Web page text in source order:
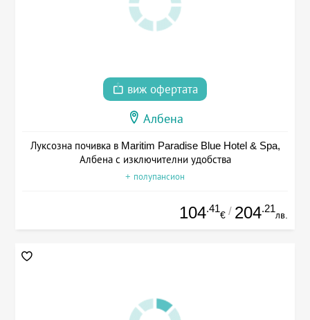
виж офертата
Албена
Луксозна почивка в Maritim Paradise Blue Hotel & Spa,
Албена с изключителни удобства
+ полупансион
104.41
€ / 204.21
лв.